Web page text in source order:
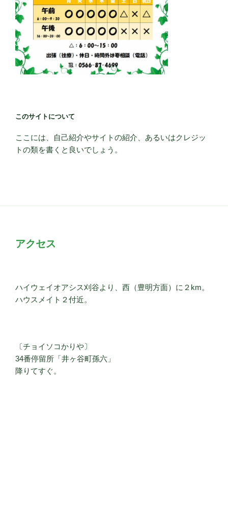
このサイトについて
ここには、自己紹介やサイトの紹介、あるいはクレジッ
トの類を書くと良いでしょう。
アクセス
ハイウェイオアシス刈谷より、西（豊明方面）に２km。
ハウスメイト２付近。
〔チョイソコかりや〕
34番停留所「井ヶ谷町孫六」
降りてすぐ。